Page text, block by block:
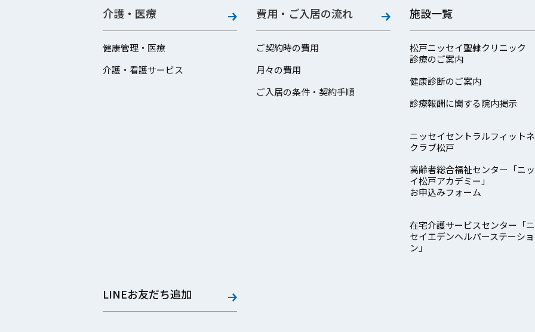
介護・医療
健康管理・医療
介護・看護サービス
費用・ご入居の流れ
ご契約時の費用
月々の費用
ご入居の条件・契約手順
施設一覧
松戸ニッセイ聖隷クリニック
診療のご案内
健康診断のご案内
診療報酬に関する院内掲示
ニッセイセントラルフィット
クラブ松戸
高齢者総合福祉センター「ニ
イ松戸アカデミー」
お申込みフォーム
在宅介護サービスセンター「
セイエデンヘルパーステーショ
ン」
LINEお友だち追加